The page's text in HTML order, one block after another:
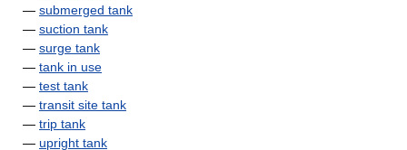
— submerged tank
— suction tank
— surge tank
— tank in use
— test tank
— transit site tank
— trip tank
— upright tank